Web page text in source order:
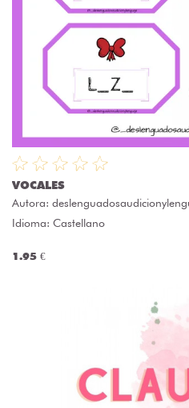
VOCALES
Autora:
Idioma: Castellano
1.95 €